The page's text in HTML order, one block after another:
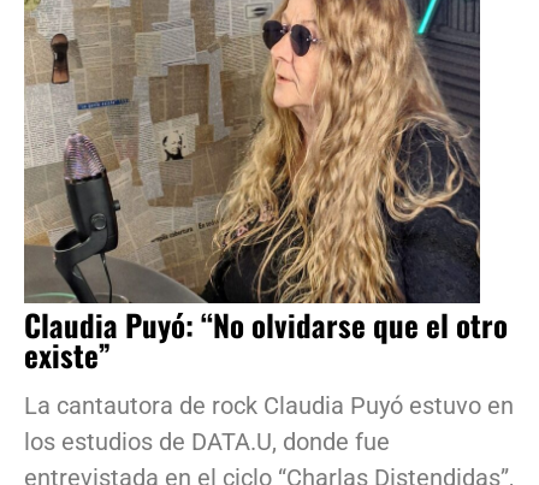
Claudia Puyó: “No olvidarse que el otro
existe”
La cantautora de rock Claudia Puyó estuvo en
los estudios de DATA.U, donde fue
entrevistada en el ciclo “Charlas Distendidas”,